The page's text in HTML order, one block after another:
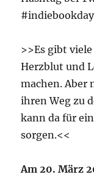
#indiebookday
>>Es gibt
Herzblut und
machen. Aber
ihren Weg zu
kann da für
sorgen.<<
Am 20. März